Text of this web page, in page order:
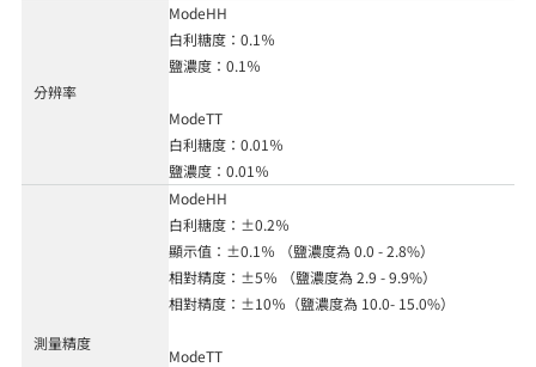
分辨率
ModeHH
白利糖度：0.1％
鹽濃度：0.1％
ModeTT
白利糖度：0.01％
鹽濃度：0.01％
測量精度
ModeHH
白利糖度：±0.2％
顯示值：±0.1％ （鹽濃度為 0.0 - 2.8%）
相對精度：±5％ （鹽濃度為 2.9 - 9.9%）
相對精度：±10％（鹽濃度為 10.0- 15.0%）
ModeTT